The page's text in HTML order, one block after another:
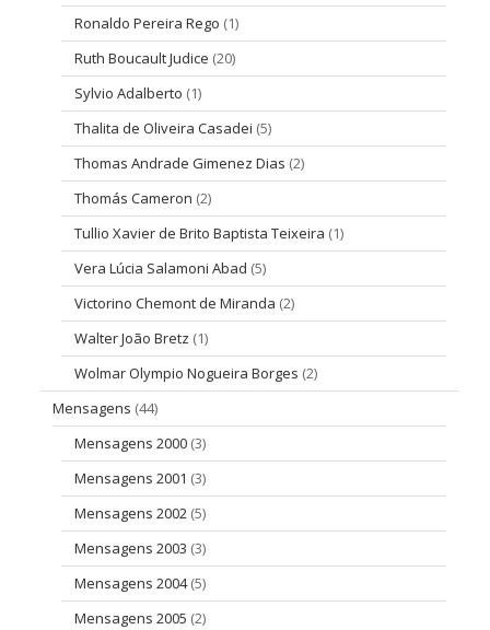
Ronaldo Pereira Rego (1)
Ruth Boucault Judice (20)
Sylvio Adalberto (1)
Thalita de Oliveira Casadei (5)
Thomas Andrade Gimenez Dias (2)
Thomás Cameron (2)
Tullio Xavier de Brito Baptista Teixeira (1)
Vera Lúcia Salamoni Abad (5)
Victorino Chemont de Miranda (2)
Walter João Bretz (1)
Wolmar Olympio Nogueira Borges (2)
Mensagens (44)
Mensagens 2000 (3)
Mensagens 2001 (3)
Mensagens 2002 (5)
Mensagens 2003 (3)
Mensagens 2004(5)
Mensagens 2005 (2)